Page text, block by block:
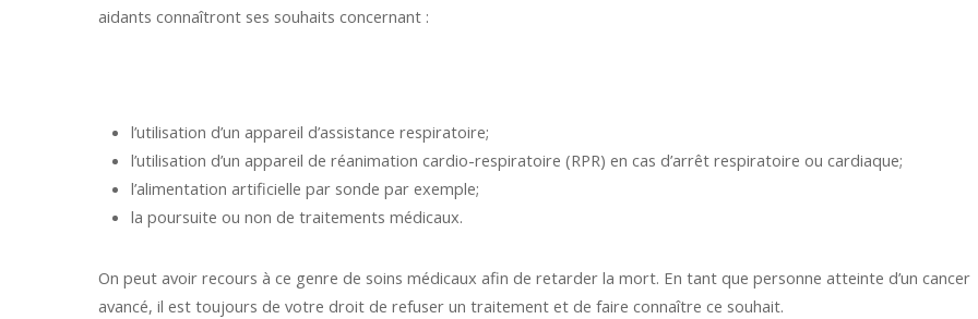
aidants connaîtront ses souhaits concernant :
l’utilisation d’un appareil d’assistance respiratoire;
l’utilisation d’un appareil de réanimation cardio-respiratoire (RPR) en cas d’arrêt respiratoire ou cardiaque;
l’alimentation artificielle par sonde par exemple;
la poursuite ou non de traitements médicaux.
On peut avoir recours à ce genre de soins médicaux afin de retarder la mort. En tant que personne atteinte d’un cancer
avancé, il est toujours de votre droit de refuser un traitement et de faire connaître ce souhait.